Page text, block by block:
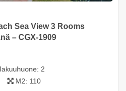
Sea View 3 Rooms
– CGX-1909
2
M2: 110